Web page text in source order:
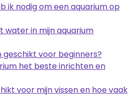
ik nodig om een aquarium op
water in mijn aquarium
geschikt voor beginners?
het beste inrichten en
voor mijn vissen en hoe vaak